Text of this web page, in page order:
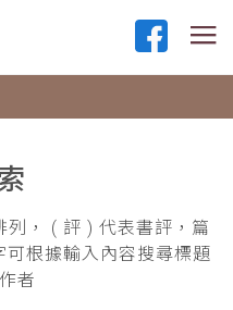
列， ( 評 ) 代表書評，篇
根據輸入內容搜尋標題
者